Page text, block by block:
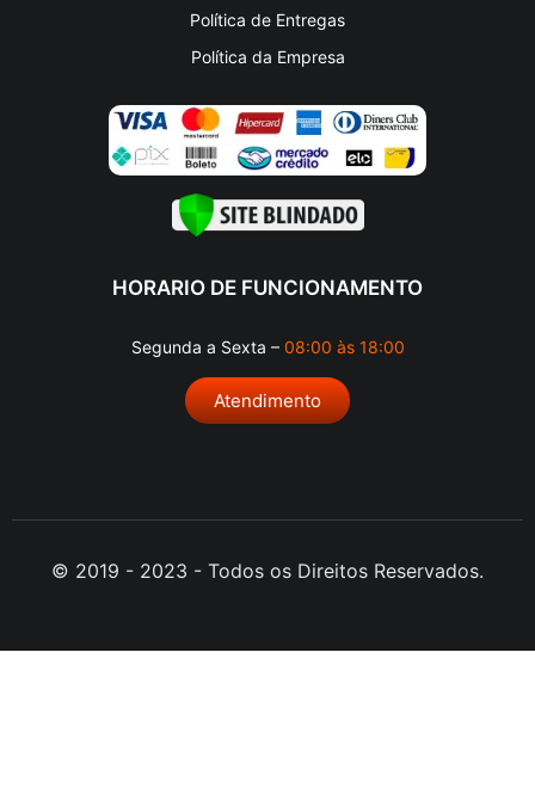
Política de Entregas
Política da Empresa
HORARIO DE FUNCIONAMENTO
Segunda a Sexta – 08:00 às 18:00
Atendimento
© 2019 - 2023 - Todos os Direitos Reservados.